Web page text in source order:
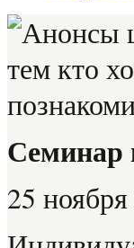
Семинар
25